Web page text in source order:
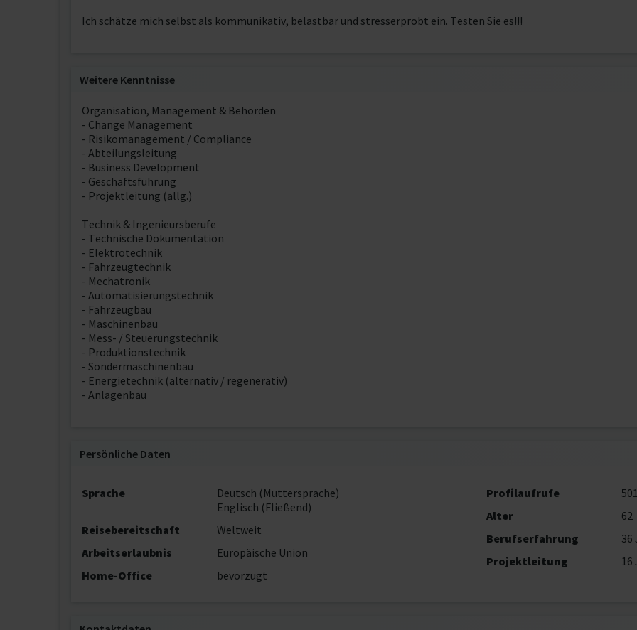
Ich schätze mich selbst als kommunikativ, belastbar und stresserprobt ein. Testen Sie es!!!
Weitere Kenntnisse
Organisation, Management & Behörden
- Change Management
- Risikomanagement / Compliance
- Abteilungsleitung
- Business Development
- Geschäftsführung
- Projektleitung (allg.)
Technik & Ingenieursberufe
- Technische Dokumentation
- Elektrotechnik
- Fahrzeugtechnik
- Mechatronik
- Automatisierungstechnik
- Fahrzeugbau
- Maschinenbau
- Mess- / Steuerungstechnik
- Produktionstechnik
- Sondermaschinenbau
- Energietechnik (alternativ / regenerativ)
- Anlagenbau
Persönliche Daten
Sprache
Deutsch (Muttersprache)
Englisch (Fließend)
Reisebereitschaft
Weltweit
Arbeitserlaubnis
Europäische Union
Home-Office
bevorzugt
Profilaufrufe
Alter
62
Berufserfahrung
36
Projektleitung
16